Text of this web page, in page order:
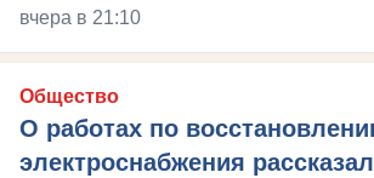
вчера в 21:10
Общество
О работах по
электроснабжения